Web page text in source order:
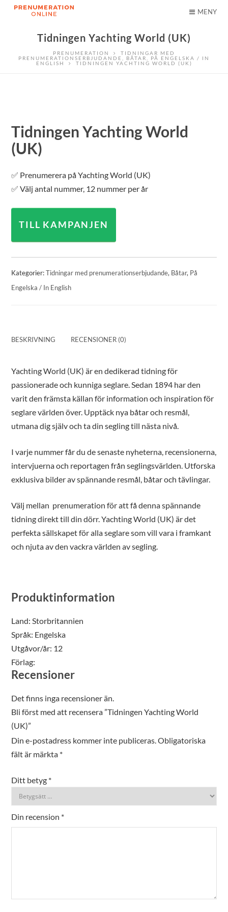
MENY
Tidningen Yachting World (UK)
PRENUMERATION
TIDNINGAR MED
PRENUMERATIONSERBJUDANDE
BÅTAR
PÅ ENGELSKA / IN
ENGLISH
TIDNINGEN YACHTING WORLD (UK)
Tidningen Yachting World
(UK)
✅ Prenumerera på Yachting World (UK)
✅ Välj antal nummer, 12 nummer per år
TILL KAMPANJEN
Kategorier:Tidningar med prenumerationserbjudande, Båtar, På
Engelska / In English
BESKRIVNING RECENSIONER (0)
Yachting World (UK) är en dedikerad tidning för
passionerade och kunniga seglare. Sedan 1894 har den
varit den främsta källan för information och inspiration för
seglare världen över. Upptäck nya båtar och resmål,
utmana dig själv och ta din segling till nästa nivå.
I varje nummer får du de senaste nyheterna, recensionerna,
intervjuerna och reportagen från seglingsvärlden. Utforska
exklusiva bilder av spännande resmål, båtar och tävlingar.
Välj mellan prenumeration för att få denna spännande
tidning direkt till din dörr. Yachting World (UK) är det
perfekta sällskapet för alla seglare som vill vara i framkant
och njuta av den vackra världen av segling.
Produktinformation
Land:Storbritannien
Språk: Engelska
Utgåvor/år: 12
Förlag:
Recensioner
Det finns inga recensioner än.
Bli först med att recensera ”Tidningen Yachting World
(UK)”
Din e-postadress kommer inte publiceras.Obligatoriska
fält är märkta *
Ditt betyg *
Din recension *